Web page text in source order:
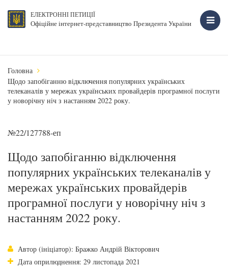
ЕЛЕКТРОННІ ПЕТИЦІЇ
Офіційне інтернет-представництво Президента України
Головна
Щодо запобіганню відключення популярних українських
телеканалів у мережах українських провайдерів програмної послуги
у новорічну ніч з настанням 2022 року.
№22/127788-еп
Щодо запобіганню відключення
популярних українських телеканалів у
мережах українських провайдерів
програмної послуги у новорічну ніч з
настанням 2022 року.
Автор (ініціатор): Бражко Андрій Вікторович
Дата оприлюднення: 29 листопада 2021